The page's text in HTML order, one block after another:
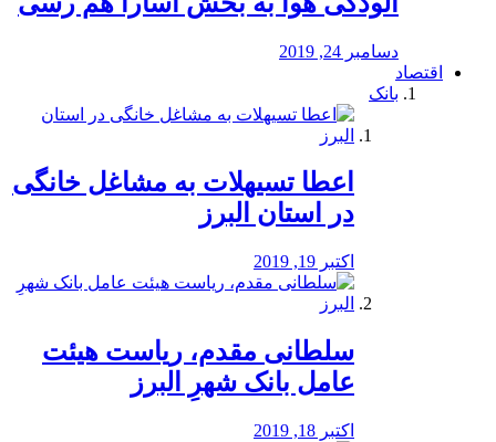
دسامبر 24, 2019
اقتصاد
بانک
️اعطا تسیهلات به مشاغل خانگی
در استان البرز
اکتبر 19, 2019
سلطانی مقدم، ریاست هیئت
عامل بانک شهرِ البرز
اکتبر 18, 2019